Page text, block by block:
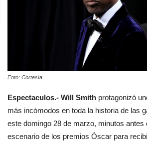
Foto: Cortesía
Espectaculos.- Will Smith protagonizó
más incómodos en toda la historia de las
este domingo 28 de marzo, minutos antes
escenario de los premios Óscar para